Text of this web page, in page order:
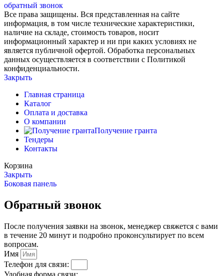
обратный звонок
Все права защищены. Вся представленная на сайте
информация, в том числе технические характеристики,
наличие на складе, стоимость товаров, носит
информационный характер и ни при каких условиях не
является публичной офертой. Обработка персональных
данных осуществляется в соответствии с Политикой
конфиденциальности.
Закрыть
Главная страница
Каталог
Оплата и доставка
О компании
Получение гранта
Тендеры
Контакты
Корзина
Закрыть
Боковая панель
Обратный звонок
После получения заявки на звонок, менеджер свяжется с вами
в течение 20 минут и подробно проконсультирует по всем
вопросам.
Имя
Телефон для связи:
Удобная форма связи: